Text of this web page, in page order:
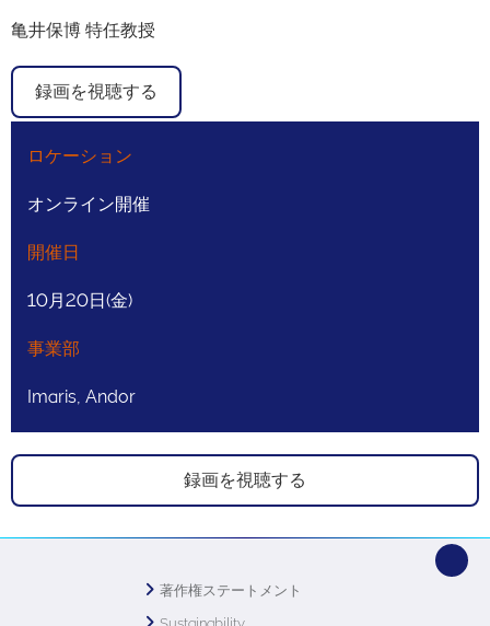
亀井保博 特任教授
録画を視聴する
ロケーション
オンライン開催
開催日
10月20日(金)
事業部
Imaris, Andor
録画を視聴する
著作権ステートメント